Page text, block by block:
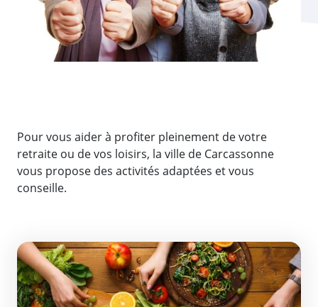
Pour vous aider à profiter pleinement de votre
retraite ou de vos loisirs, la ville de Carcassonne
vous propose des activités adaptées et vous
conseille.